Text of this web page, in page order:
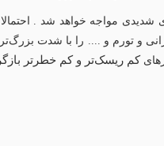
شدیدی مواجه خواهد شد .
و تورم و .... را با شدت
کم ریسک‌تر و کم خطرتر